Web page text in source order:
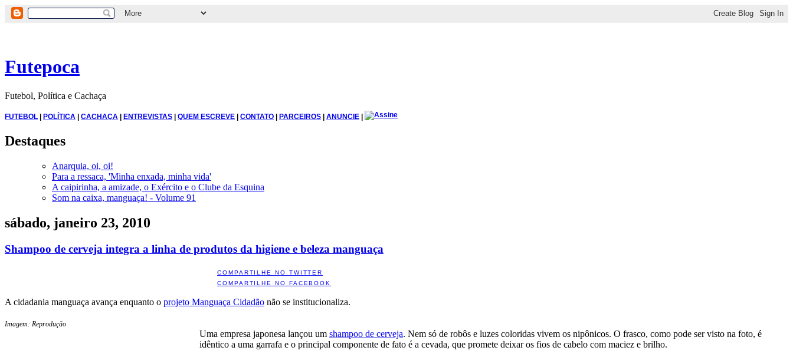
Futepoca
Futebol, Política e Cachaça
FUTEBOL | POLÍTICA | CACHAÇA | ENTREVISTAS | QUEM ESCREVE | CONTATO | PARCEIROS | ANUNCIE |
Destaques
Anarquia, oi, oi!
Para a ressaca, 'Minha enxada, minha vida'
A caipirinha, a amizade, o Exército e o Clube da Esquina
Som na caixa, manguaça! - Volume 91
sábado, janeiro 23, 2010
Shampoo de cerveja integra a linha de produtos da higiene e beleza manguaça
COMPARTILHE NO TWITTER
COMPARTILHE NO FACEBOOK
A cidadania manguaça avança enquanto o projeto Manguaça Cidadão não se institucionaliza.
Imagem: Reprodução
Uma empresa japonesa lançou um shampoo de cerveja. Nem só de robôs e luzes coloridas vivem os nipônicos. O frasco, como pode ser visto na foto, é
idêntico a uma garrafa e o principal componente de fato é a cevada, que promete deixar os fios de cabelo com maciez e brilho.